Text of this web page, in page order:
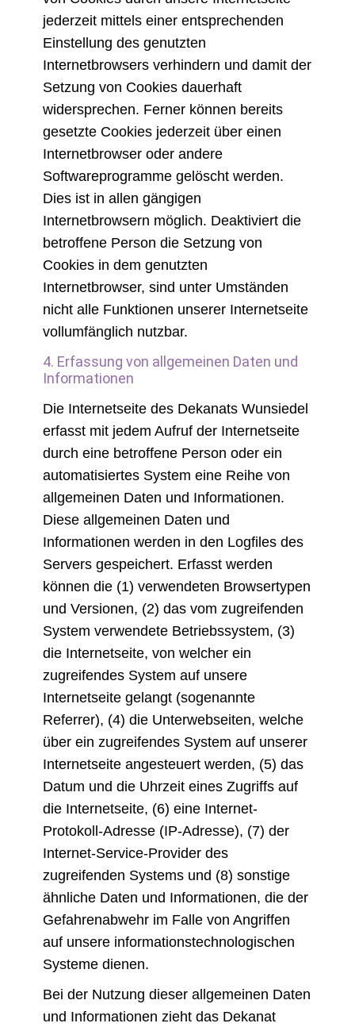
jederzeit mittels einer entsprechenden
Einstellung des genutzten
Internetbrowsers verhindern und damit der
Setzung von Cookies dauerhaft
widersprechen. Ferner können bereits
gesetzte Cookies jederzeit über einen
Internetbrowser oder andere
Softwareprogramme gelöscht werden.
Dies ist in allen gängigen
Internetbrowsern möglich. Deaktiviert die
betroffene Person die Setzung von
Cookies in dem genutzten
Internetbrowser, sind unter Umständen
nicht alle Funktionen unserer Internetseite
vollumfänglich nutzbar.
4. Erfassung von allgemeinen Daten und
Informationen
Die Internetseite des Dekanats Wunsiedel
erfasst mit jedem Aufruf der Internetseite
durch eine betroffene Person oder ein
automatisiertes System eine Reihe von
allgemeinen Daten und Informationen.
Diese allgemeinen Daten und
Informationen werden in den Logfiles des
Servers gespeichert. Erfasst werden
können die (1) verwendeten Browsertypen
und Versionen, (2) das vom zugreifenden
System verwendete Betriebssystem, (3)
die Internetseite, von welcher ein
zugreifendes System auf unsere
Internetseite gelangt (sogenannte
Referrer), (4) die Unterwebseiten, welche
über ein zugreifendes System auf unserer
Internetseite angesteuert werden, (5) das
Datum und die Uhrzeit eines Zugriffs auf
die Internetseite, (6) eine Internet-
Protokoll-Adresse (IP-Adresse), (7) der
Internet-Service-Provider des
zugreifenden Systems und (8) sonstige
ähnliche Daten und Informationen, die der
Gefahrenabwehr im Falle von Angriffen
auf unsere informationstechnologischen
Systeme dienen.
Bei der Nutzung dieser allgemeinen Daten
und Informationen zieht das Dekanat